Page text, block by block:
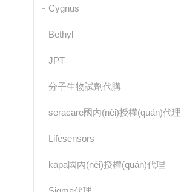
Cygnus
Bethyl
JPT
分子生物試劑代購
seracare國內(nèi)授權(quán)代理
Lifesensors
kapa國內(nèi)授權(quán)代理